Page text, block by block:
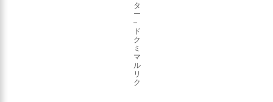
タ
ー
–
ド
ク
ミ
マ
ル
リ
ク